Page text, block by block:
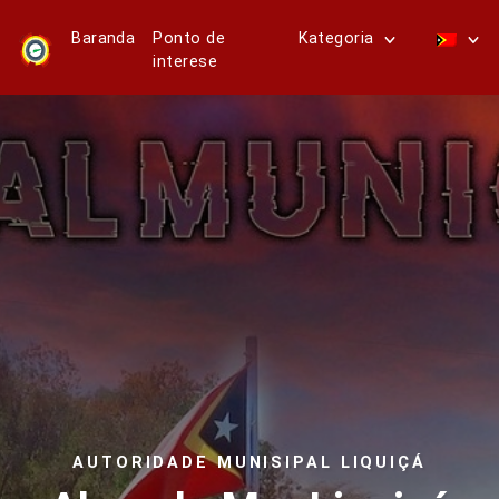
Baranda
Ponto de
interese
Kategoria
AUTORIDADE MUNISIPAL LIQUIÇÁ